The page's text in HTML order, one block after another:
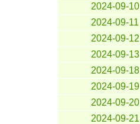
2024-09-10
2024-09-11
2024-09-12
2024-09-13
2024-09-18
2024-09-19
2024-09-20
2024-09-21